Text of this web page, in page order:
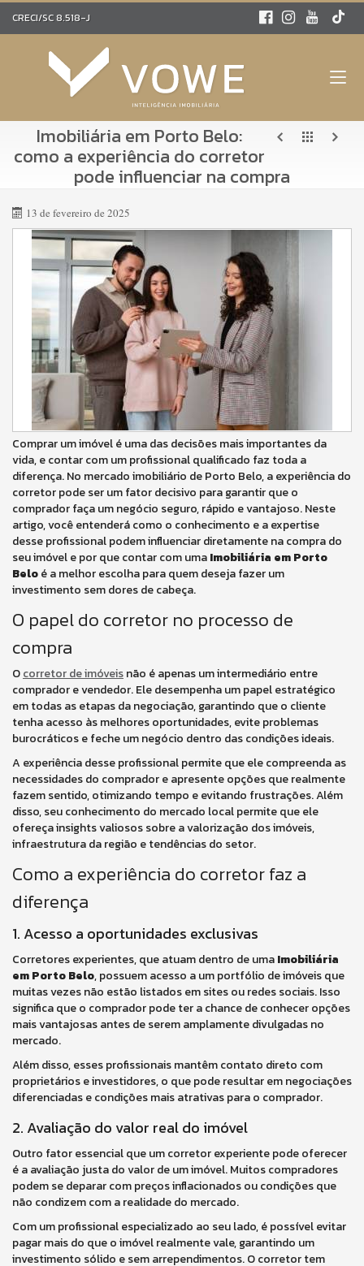
CRECI/SC 8.518-J
Imobiliária em Porto Belo:
como a experiência do corretor
pode influenciar na compra
13 de fevereiro de 2025
Comprar um imóvel é uma das decisões mais importantes da
vida, e contar com um profissional qualificado faz toda a
diferença. No mercado imobiliário de Porto Belo, a experiência do
corretor pode ser um fator decisivo para garantir que o
comprador faça um negócio seguro, rápido e vantajoso. Neste
artigo, você entenderá como o conhecimento e a expertise
desse profissional podem influenciar diretamente na compra do
seu imóvel e por que contar com umaImobiliária em Porto
Beloé a melhor escolha para quem deseja fazer um
investimento sem dores de cabeça.
O papel do corretor no processo de
compra
Ocorretor de imóveisnão é apenas um intermediário entre
comprador e vendedor. Ele desempenha um papel estratégico
em todas as etapas da negociação, garantindo que o cliente
tenha acesso às melhores oportunidades, evite problemas
burocráticos e feche um negócio dentro das condições ideais.
A experiência desse profissional permite que ele compreenda as
necessidades do comprador e apresente opções que realmente
fazem sentido, otimizando tempo e evitando frustrações. Além
disso, seu conhecimento do mercado local permite que ele
ofereça insights valiosos sobre a valorização dos imóveis,
infraestrutura da região e tendências do setor.
Como a experiência do corretor faz a
diferença
1. Acesso a oportunidades exclusivas
Corretores experientes, que atuam dentro de umaImobiliária
em Porto Belo, possuem acesso a um portfólio de imóveis que
muitas vezes não estão listados em sites ou redes sociais. Isso
significa que o comprador pode ter a chance de conhecer opções
mais vantajosas antes de serem amplamente divulgadas no
mercado.
Além disso, esses profissionais mantêm contato direto com
proprietários e investidores, o que pode resultar em negociações
diferenciadas e condições mais atrativas para o comprador.
2. Avaliação do valor real do imóvel
Outro fator essencial que um corretor experiente pode oferecer
é a avaliação justa do valor de um imóvel. Muitos compradores
podem se deparar com preços inflacionados ou condições que
não condizem com a realidade do mercado.
Com um profissional especializado ao seu lado, é possível evitar
pagar mais do que o imóvel realmente vale, garantindo um
investimento sólido e sem arrependimentos. O corretor tem